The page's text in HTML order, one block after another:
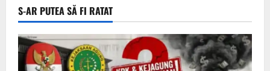
S-AR PUTEA SĂ FI RATAT